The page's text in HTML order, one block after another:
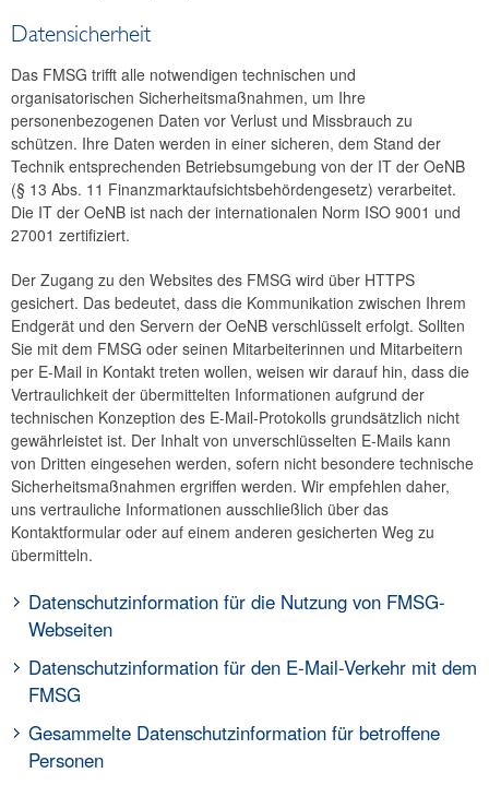
Datensicherheit
Das FMSG trifft alle notwendigen technischen und
organisatorischen Sicherheitsmaßnahmen, um Ihre
personenbezogenen Daten vor Verlust und Missbrauch zu
schützen. Ihre Daten werden in einer sicheren, dem Stand der
Technik entsprechenden Betriebsumgebung von der IT der OeNB
(§ 13 Abs. 11 Finanzmarktaufsichtsbehördengesetz) verarbeitet.
Die IT der OeNB ist nach der internationalen Norm ISO 9001 und
27001 zertifiziert.
Der Zugang zu den Websites des FMSG wird über HTTPS
gesichert. Das bedeutet, dass die Kommunikation zwischen Ihrem
Endgerät und den Servern der OeNB verschlüsselt erfolgt. Sollten
Sie mit dem FMSG oder seinen Mitarbeiterinnen und Mitarbeitern
per E-Mail in Kontakt treten wollen, weisen wir darauf hin, dass die
Vertraulichkeit der übermittelten Informationen aufgrund der
technischen Konzeption des E-Mail-Protokolls grundsätzlich nicht
gewährleistet ist. Der Inhalt von unverschlüsselten E-Mails kann
von Dritten eingesehen werden, sofern nicht besondere technische
Sicherheitsmaßnahmen ergriffen werden. Wir empfehlen daher,
uns vertrauliche Informationen ausschließlich über das
Kontaktformular oder auf einem anderen gesicherten Weg zu
übermitteln.
Datenschutzinformation für die Nutzung von FMSG-
Webseiten
Wenn Sie eine Website des FMSG besuchen, protokolliert der
jeweilige Server bestimmte personenbezogene
Webserverprotokollierung
Datenschutzinformation für den E-Mail-Verkehr mit dem
FMSG
Zum Zweck der Sicherstellung einer angemessenen Informations-
und Systemsicherheit sowie der Erkennung und entsprechenden
Gesammelte Datenschutzinformation für betroffene
Personen